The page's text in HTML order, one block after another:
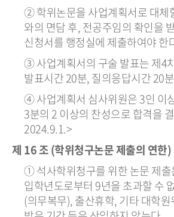
② 학위논문을 사업계획서로 대체
와의 면담 후, 전공주임의 확인을
신청서를 행정실에 제출하여야 한
③ 사업계획서의 구술 발표는 제4
발표시간 20분, 질의응답시간 20
④ 사업계획서 심사위원은 3인 이
3분의 2 이상의 찬성으로 합격을
2024.9.1.>
제 16 조 (학위청구논문 제출의 연한)
① 석사학위청구를 위한 논문 제출
입학년도로부터 9년을 초과할 수
(의무복무), 출산휴학, 기타 대학